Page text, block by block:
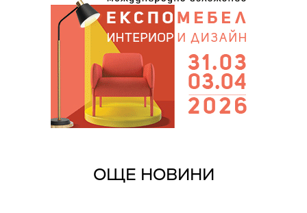
ОЩЕ НОВИНИ